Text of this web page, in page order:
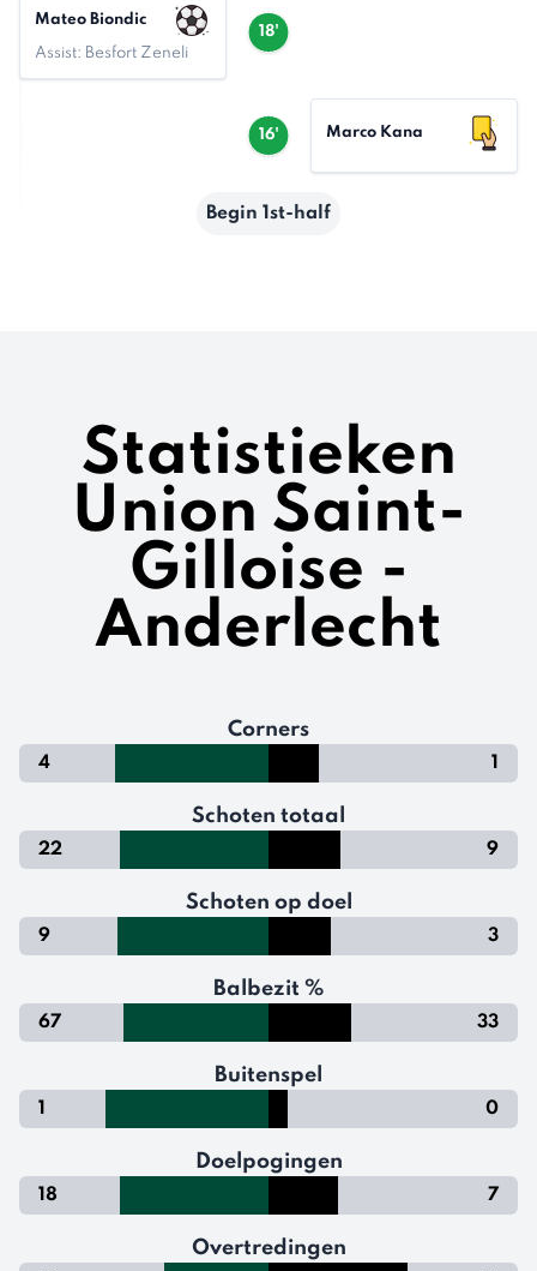
18'
Mateo Biondic
Assist: Besfort Zeneli
16' Marco Kana
Begin 1st-half
Statistieken
Union Saint-
Gilloise -
Anderlecht
Corners
4 1
Schoten totaal
22 9
Schoten op doel
9 3
Balbezit %
67 33
Buitenspel
1 0
Doelpogingen
18 7
Overtredingen